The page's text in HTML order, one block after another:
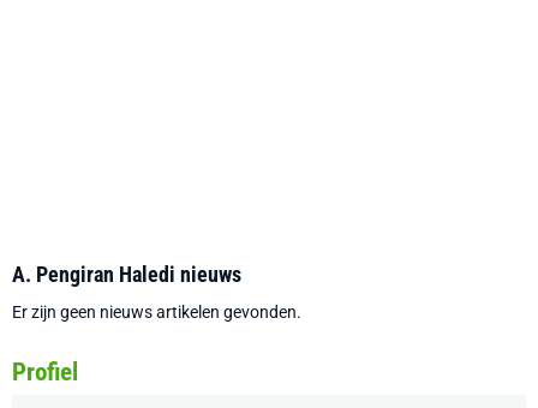
A. Pengiran Haledi nieuws
Er zijn geen nieuws artikelen gevonden.
Profiel